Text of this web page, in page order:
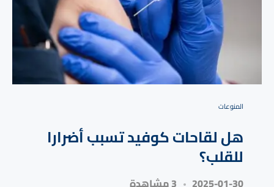
المنوعات
هل لقاحات كوفيد تسبب أضرارا
للقلب؟
2025-01-30 3 مشاهدة